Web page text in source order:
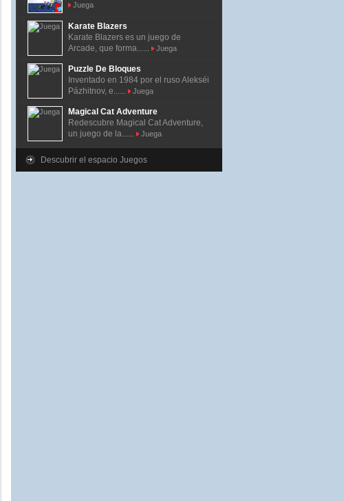
Juega
Karate Blazers
Karate Blazers es un juego de
Arcade, que forma......
Juega
Puzzle De Bloques
Inventado en 1984 por el ruso Alekséi
Pázhitnov, e......
Juega
Magical Cat Adventure
Redescubre Magical Cat Adventure,
un juego de la......
Juega
Descubrir el espacio Juegos